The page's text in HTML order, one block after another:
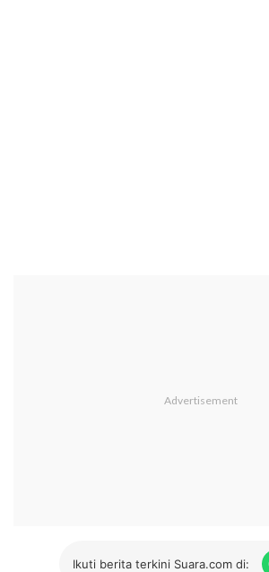
Ikuti berita terkini Suara.com di: